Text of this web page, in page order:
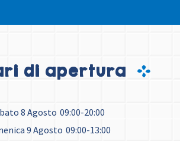
di apertura
8 Agosto 09:00-20:00
9 Agosto 09:00-13:00